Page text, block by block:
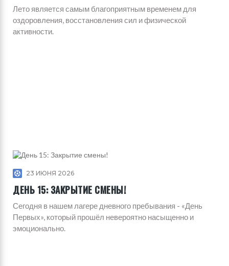
Лето является самым благоприятным временем для
оздоровления, восстановления сил и физической
активности.
23 ИЮНЯ 2026
ДЕНЬ 15: ЗАКРЫТИЕ СМЕНЫ!
Сегодня в нашем лагере дневного пребывания - «День
Первых», который прошёл невероятно насыщенно и
эмоционально.